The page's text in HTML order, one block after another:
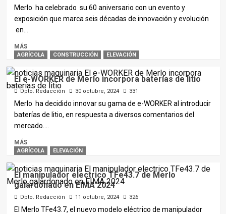
Merlo ha celebrado su 60 aniversario con un evento y
exposición que marca seis décadas de innovación y evolución
en...
MÁS
AGRÍCOLA CONSTRUCCIÓN ELEVACIÓN
El e-WORKER de Merlo incorpora baterías de litio
Dpto. Redacción 30 octubre, 2024 331
Merlo ha decidido innovar su gama de e-WORKER al introducir
baterías de litio, en respuesta a diversos comentarios del
mercado....
MÁS
AGRÍCOLA ELEVACIÓN
El manipulador electrico TFe43.7 de Merlo
galardonado en EIMA 2024
Dpto. Redacción 11 octubre, 2024 326
El Merlo TFe43.7, el nuevo modelo eléctrico de manipulador